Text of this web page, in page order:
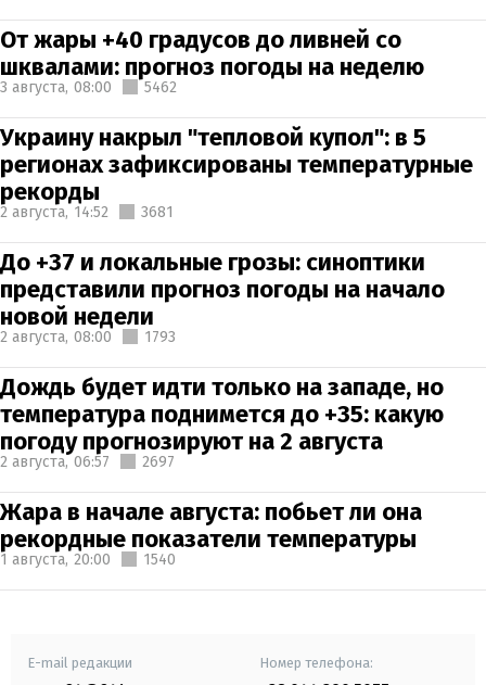
От жары +40 градусов до ливней со
шквалами: прогноз погоды на неделю
3 августа, 08:00 5462
Украину накрыл "тепловой купол": в 5
регионах зафиксированы температурные
рекорды
2 августа, 14:52 3681
До +37 и локальные грозы: синоптики
представили прогноз погоды на начало
новой недели
2 августа, 08:00 1793
Дождь будет идти только на западе, но
температура поднимется до +35: какую
погоду прогнозируют на 2 августа
2 августа, 06:57 2697
Жара в начале августа: побьет ли она
рекордные показатели температуры
1 августа, 20:00 1540
E-mail редакции Номер телефона: